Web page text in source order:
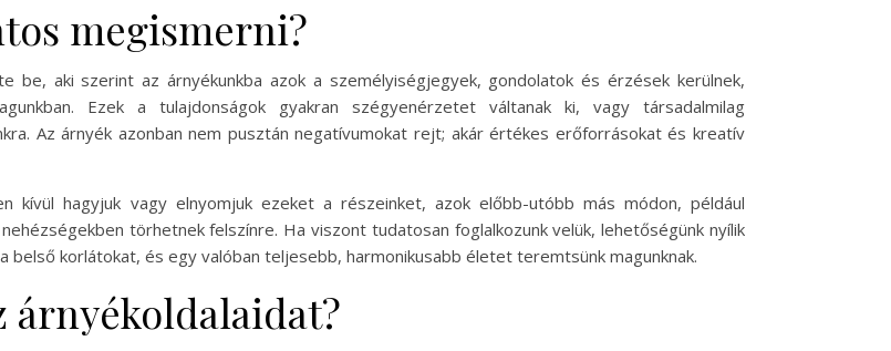
megismerni?
be, aki szerint az árnyékunkba azok a személyiségjegyek, gondolatok és érzések kerülnek,
Ezek a tulajdonságok gyakran szégyenérzetet váltanak ki, vagy társadalmilag
Az árnyék azonban nem pusztán negatívumokat rejt; akár értékes erőforrásokat és kreatív
hagyjuk vagy elnyomjuk ezeket a részeinket, azok előbb-utóbb más módon, például
törhetnek felszínre. Ha viszont tudatosan foglalkozunk velük, lehetőségünk nyílik
korlátokat, és egy valóban teljesebb, harmonikusabb életet teremtsünk magunknak.
árnyékoldalaidat?